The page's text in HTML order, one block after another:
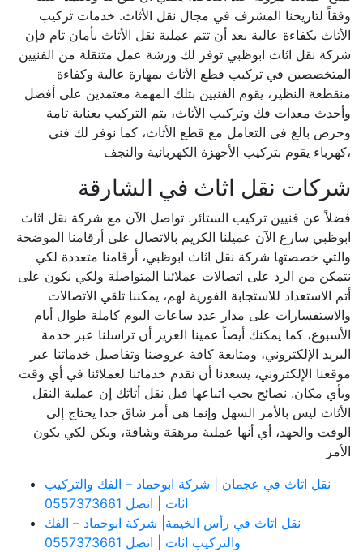
وفقاً لتاريخنا المشرف في مجال نقل الأثاث. خدمات تركيب
الأثاث بكفاءة عالية بعد أن تتم عملية نقل الأثاث بأمان تام فإن
شركة نقل اثاث ابوظبي توفر لك ورشة عمل متنقلة من الفنيين
المتخصصين في تركيب قطع الأثاث بمهارة عالية وكفاءة
منقطعة النظير، يقوم الفنيين بتلك المهمة معتمدين على أفضل
وأحدث معدات فك وتركيب الأثاث، يتم التركيب بعناية تامة
وحرص بالغ في التعامل مع قطع الأثاث، كما نوفر لك فني
كهرباء يقوم بتركيب الأجهزة الكهربائية والنجف،
شركات نقل اثاث في الشارقة
فضلاً عن فنيين تركيب الستائر. تواصل الآن مع شركة نقل اثاث
ابوظبي سارع الآن عميلنا الكريم بالاتصال على أرقامنا الموضحة
والتي خصصتها شركة نقل اثاث ابوظبي، أرقامنا متعددة لكي
نتمكن من الرد على اتصالات عملائنا المتواصلة ولكي نكون على
أتم الاستعداد للاستجابة الفورية لهم، يمكننا تلقي الاتصالات
والاستفسارات على مدار عدد ساعات اليوم كاملة طوال أيام
الأسبوع، كما يمكنك أيضاً عمينا العزيز أن تراسلنا عبر خدمة
البريد الإلكتروني، ومتابعة كافة عروضنا وتفاصيل خدماتنا عبر
موقعنا الإلكتروني، يسعدنا أن نقدم خدماتنا لعملائنا في أي وقت
وبأي مكان. نصائح يجب اتباعها قبل نقل أثاثك إن عملية النقل
الأثاث ليس بالأمر السهل وإنما هي أمر شاق جدا يحتاج إلى
الوقت والجهد، أي أنها عملية مرهقة وشاقة، وبكن لكي يكون
الأمر
نقل اثاث في عجمان | شركة ابوحماد – الفك والتركيب
اثاث | اتصل 0557373661
نقل اثاث في رأس الخيمة| شركة ابوحماد – الفك
والتركيب اثاث | اتصل 0557373661